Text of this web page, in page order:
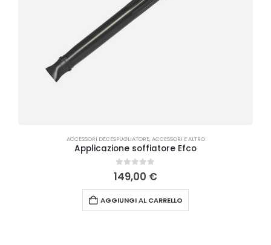
ACCESSORI DECESPUGLIATORE,ACCESSORI E ALTRO
Applicazione soffiatore Efco
0Su 5
149,00 €
AGGIUNGI AL CARRELLO